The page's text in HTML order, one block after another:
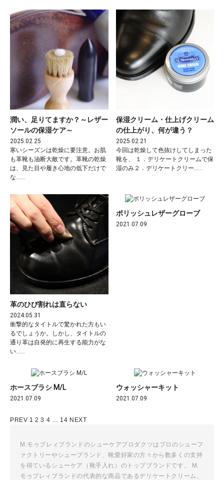
潤い、足りてますか？～レザー
ソールの保湿ケア～
2025.02.25
寒いシーズンは乾燥に要注意。お肌
も革靴も油断大敵です。革靴の乾燥
は、見た目や履き心地の低下だけで
な……
保湿クリーム・仕上げクリーム
の仕上がり、何が違う？
2025.02.21
今回は乾燥して色抜けしてしまった
靴を、 １．デリケートクリームで保
湿のみ２．デリケートクリー……
革のひび割れは直らない
2024.05.31
衝撃的なタイトルで驚かれた方もい
るでしょうか。しかし、タイトルの
通り革は自発的に再生する能力がな
い……
ポリッシュレザーグローブ
2021.07.09
ホースブラシ M/L
2021.07.09
ウォッシャーキット
2021.07.09
投
PREV 1 2 3 4 … 14 NEXT
M.モゥブレィブランドのシューケアプロダクツはプロのシューフ
ァクトリーやシューブランド、靴愛好家の方々から数多くの支持
を得ているシューケア（靴手入れ）のトップブランドです。 M.
モゥブレィブランドの代表的な商品であるデリケートクリーム、